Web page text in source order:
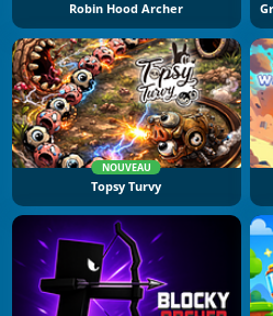
Robin Hood Archer
NOUVEAU
Topsy Turvy